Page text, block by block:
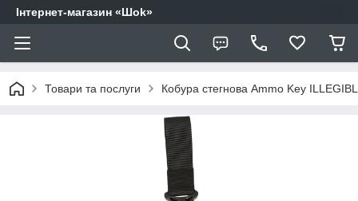
Інтернет-магазин «Шоk»
Товари та послуги Кобура стегнова Ammo Key